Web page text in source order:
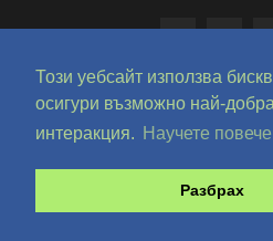
Този уебсайт използва
осигури възможно най-
интеракция.
Научете
Разбрах
Copyright © 2018-2024
Development @